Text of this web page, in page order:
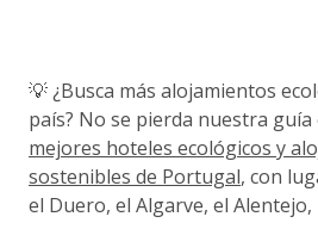
💡 ¿Busca más alojamientos
país? No se pierda nuestra guía
mejores hoteles ecológicos y
sostenibles de Portugal, con
el Duero, el Algarve, el Alentejo,